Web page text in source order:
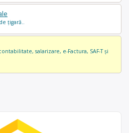
țigară..
salarizare, e-Factura, SAF-T și